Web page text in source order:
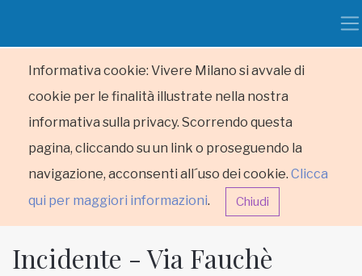
Informativa cookie: Vivere Milano si avvale di
cookie per le finalità illustrate nella nostra
informativa sulla privacy. Scorrendo questa
pagina, cliccando su un link o proseguendo la
navigazione, acconsenti all´uso dei cookie. Clicca
qui per maggiori informazioni. Chiudi
Incidente - Via Fauchè